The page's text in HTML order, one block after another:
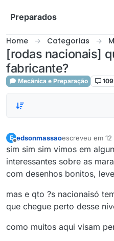
Preparados
Home Categorias
[rodas nacionais]
fabricante?
Mecânica e Preparação 109
E
Offline
edsonmassaoescreveu em
última edição
sim sim sim vimos em
interessantes sobre as
com desenhos bonitos,
mas e qto ?s nacionaisó
que chegue perto desse
como muitos aqui visam